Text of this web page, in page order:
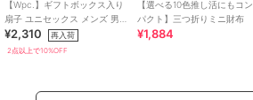
【Wpc.】ギフトボックス入り
扇子 ユニセックス メンズ 男性
プレゼント ギフト 扇子 うちわ
¥2,310 再入荷
2点以上で10%OFF
【選べる10色推し活にもコン
パクト】三つ折りミニ財布
¥1,884